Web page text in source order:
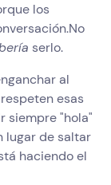
los
serlo.
al
esas
siempre "hola"
lugar de saltar
haciendo el